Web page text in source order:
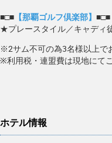
■□■ 【那覇ゴルフ倶楽部】 ■□■
★プレースタイル／キャディ
※2サム不可の為3名様以上で
※利用税・連盟費は現地にて
ホテル情報